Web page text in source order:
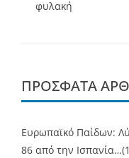
φυλακή
ΠΡΌΣΦΑΤΑ
Ευρωπαϊκό Παίδων:
86 από την